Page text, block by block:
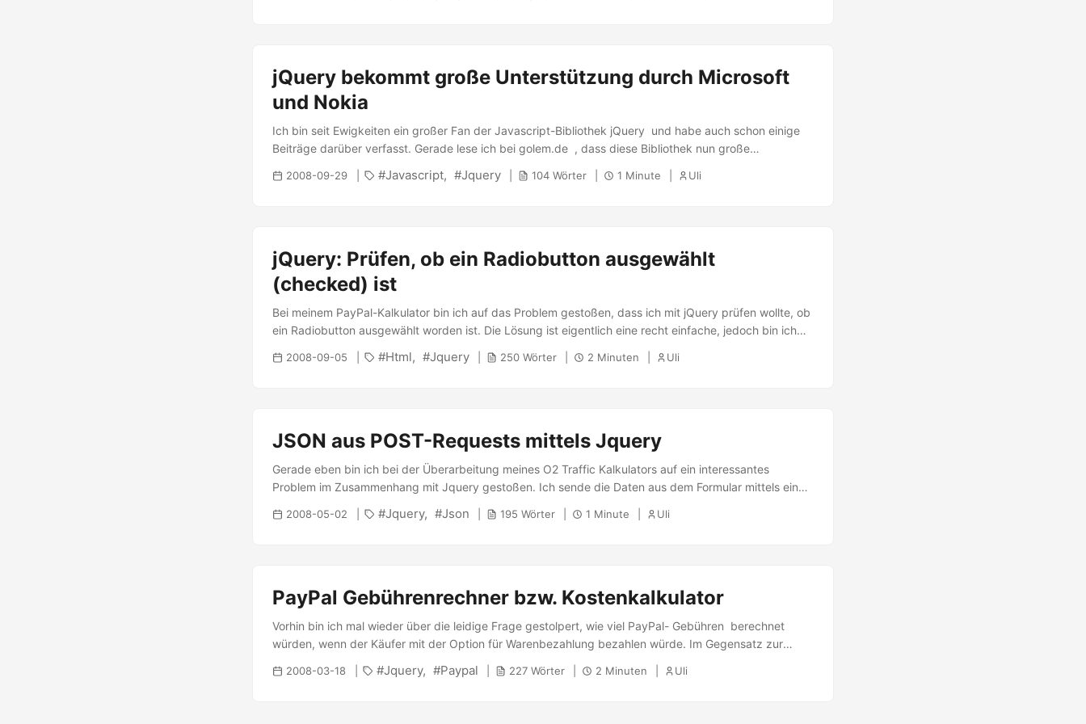
jQuery bekommt große Unterstützung durch Microsoft
und Nokia
Ich bin seit Ewigkeiten ein großer Fan der Javascript-Bibliothek jQuery und habe auch schon einige
Beiträge darüber verfasst. Gerade lese ich bei golem.de , dass diese Bibliothek nun große
Unterstützer in Microsoft und Nokia gefunden haben. Die beiden Firmen wollen jQuery aktiv
unterstützen und vorantreiben (und natürlich auch komplett in ihren Browsern unterstützen). Nokia will
Sehr coole Neuigkeiten, ich bin mal gespannt!
2008-09-29 Javascript Jquery 104 Wörter 1 Minute Uli
jQuery: Prüfen, ob ein Radiobutton ausgewählt
(checked) ist
Bei meinem PayPal-Kalkulator bin ich auf das Problem gestoßen, dass ich mit jQuery prüfen wollte, ob
ein Radiobutton ausgewählt worden ist. Die Lösung ist eigentlich eine recht einfache, jedoch bin ich
nicht sofort fündig geworden. Der Code für die Radiobuttons: 1 2 3 if ($("#radio1:checked").val() ==
"value1") { alert("Der erste Radiobutton wurde ausgewählt"); } Um jetzt nur zu prüfen ob der erste
2008-09-05 Html Jquery 250 Wörter 2 Minuten Uli
JSON aus POST-Requests mittels Jquery
Gerade eben bin ich bei der Überarbeitung meines O2 Traffic Kalkulators auf ein interessantes
Problem im Zusammenhang mit Jquery gestoßen. Ich sende die Daten aus dem Formular mittels eines
POST-Requests an den Server, der mir derzeit einen einfachen String zurück gibt. Für die graphische
Verarbeitung benötige ich jedoch die Trafficdaten der einzelnen Tage, was am einfachsten als JSON
2008-05-02 Jquery Json 195 Wörter 1 Minute Uli
PayPal Gebührenrechner bzw. Kostenkalkulator
Vorhin bin ich mal wieder über die leidige Frage gestolpert, wie viel PayPal- Gebühren berechnet
würden, wenn der Käufer mit der Option für Warenbezahlung bezahlen würde. Im Gegensatz zur
Bezahlung zwischen Freunden im Inland entstehen dabei einige Gebühren für den Empfänger ( der
Absender bezahlt weiterhin nichts ). ...
2008-03-18 Jquery Paypal 227 Wörter 2 Minuten Uli